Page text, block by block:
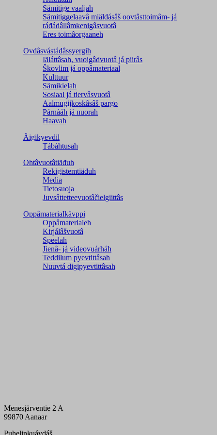
Sämitige vaaljah
Sämitiggelaavâ miäldásâš oovtâsttoimâm- já
ráđádâllâmkenigâsvuotâ
Eres toimâorgaaneh
Ovdâsvástádâssyergih
Iäláttâsah, vuoigâdvuotâ já piirâs
Škovlim já oppâmateriaal
Kulttuur
Sämikielah
Sosiaal já tiervâsvuotâ
Aalmugijkoskâsâš pargo
Párnááh já nuorah
Haavah
Äigikyevdil
Tábáhtusah
Ohtâvuotâtiäđuh
Rekigistemtiäđuh
Media
Tietosuoja
Juvsâttetteevuotâčielgiittâs
Oppâmaterialkävppi
Oppâmaterialeh
Kirjálâšvuotâ
Speelah
Jienâ- já videovuárháh
Teddilum pyevtittâsah
Nuuvtá digipyevtittâsah
Menesjärventie 2 A
99870 Aanaar
Puhelinkuávdáš